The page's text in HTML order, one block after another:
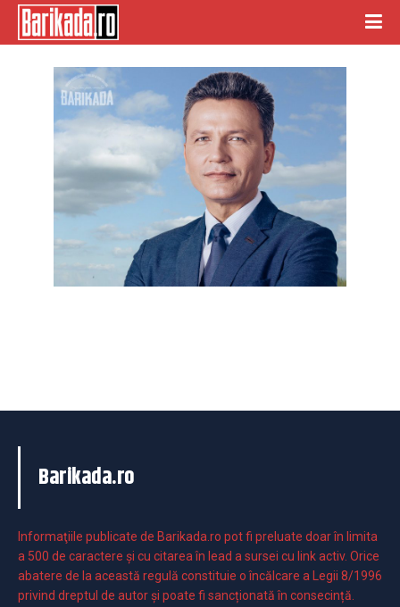
Barikada.ro
Informaţiile publicate de Barikada.ro pot fi preluate doar în limita
a 500 de caractere şi cu citarea în lead a sursei cu link activ. Orice
abatere de la această regulă constituie o încălcare a Legii 8/1996
privind dreptul de autor și poate fi sancționată în consecință.